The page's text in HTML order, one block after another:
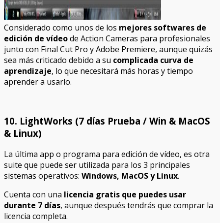
Considerado como unos de los mejores softwares de
edición de vídeode Action Cameras para profesionales
junto con Final Cut Pro y Adobe Premiere, aunque quizás
sea más criticado debido a su complicada curva de
aprendizaje, lo que necesitará más horas y tiempo
aprender a usarlo.
10. LightWorks (7 días Prueba / Win & MacOS
& Linux)
La última app o programa para edición de vídeo, es otra
suite que puede ser utilizada para los 3 principales
sistemas operativos: Windows, MacOS y Linux.
Cuenta con una licencia gratis que puedes usar
durante 7 días, aunque después tendrás que comprar la
licencia completa.